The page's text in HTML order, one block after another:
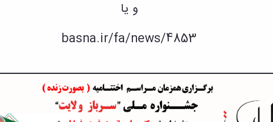
و یا
basna.ir/fa/news/4853